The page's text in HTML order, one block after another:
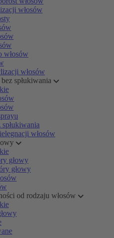
włosów
włosów
włosów
spłukiwania
włosów
głowy
głowy
od rodzaju włosów